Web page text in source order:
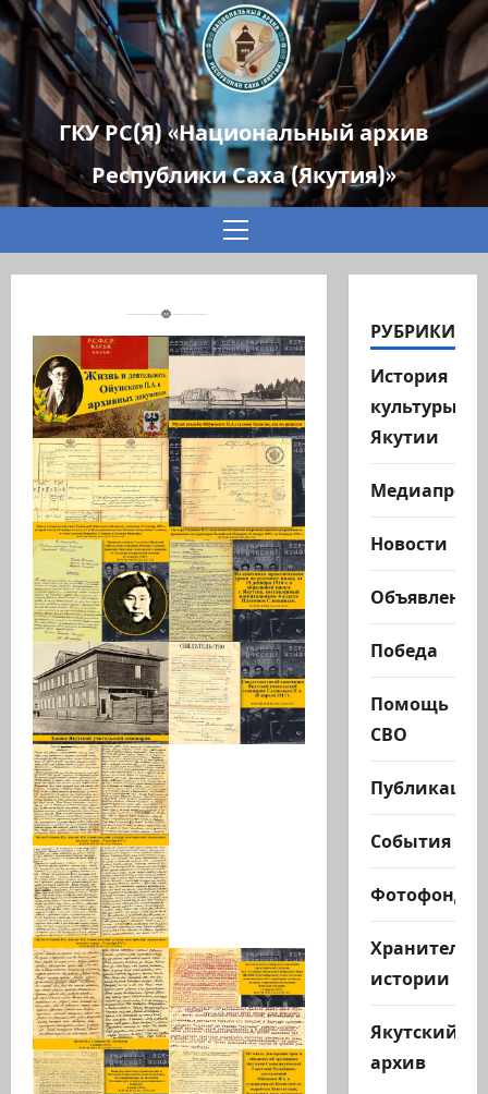
ГКУ РС(Я) «Национальный архив
Республики Саха (Якутия)»
Основное
РУБРИКИ
История
культуры
Якутии
Новости
Объявления
Победа
Помощь
СВО
Публикации
События
Фотофонд
Хранители
истории
Якутский
архив